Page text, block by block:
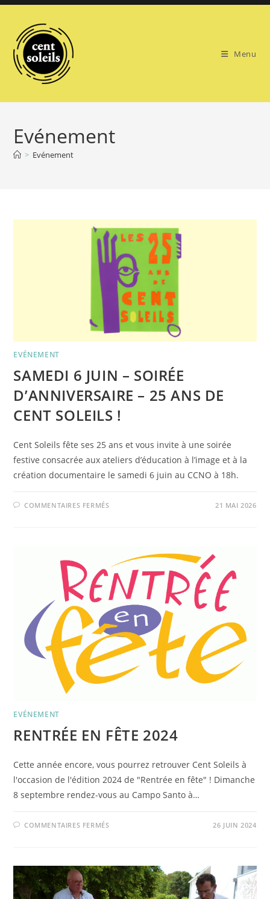
Skip
content
Menu
Evénement
> Evénement
EVÉNEMENT
SAMEDI 6 JUIN – SOIRÉE
D’ANNIVERSAIRE – 25 ANS DE
CENT SOLEILS !
Cent Soleils fête ses 25 ans et vous invite à une soirée
festive consacrée aux ateliers d’éducation à l’image et à la
création documentaire le samedi 6 juin au CCNO à 18h.
COMMENTAIRES FERMÉSSUR
D’ANNIVERSAIRE
25
ANS
DE
CENT
SOLEILS
21 MAI 2026
EVÉNEMENT
RENTRÉE EN FÊTE 2024
Cette année encore, vous pourrez retrouver Cent Soleils à
l'occasion de l'édition 2024 de "Rentrée en fête" ! Dimanche
8 septembre rendez-vous au Campo Santo à…
COMMENTAIRES FERMÉSSUR 26 JUIN 2024